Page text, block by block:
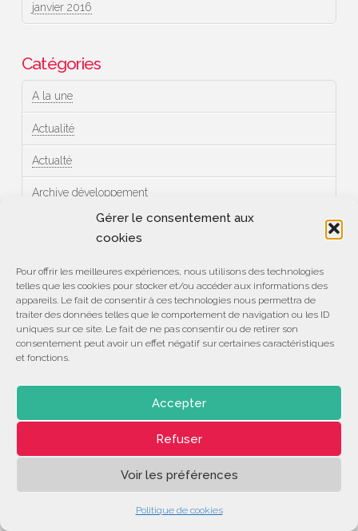
Gérer le consentement aux
cookies
Pour offrir les meilleures expériences, nous utilisons des technologies
telles que les cookies pour stocker et/ou accéder aux informations des
appareils. Le fait de consentir à ces technologies nous permettra de
traiter des données telles que le comportement de navigation ou les ID
uniques sur ce site. Le fait de ne pas consentir ou de retirer son
consentement peut avoir un effet négatif sur certaines caractéristiques
et fonctions.
Accepter
Refuser
Voir les préférences
Politique de cookies
janvier 2016
Catégories
A la une
Actualité
Actualté
Archive développement
Archive réalisation
Centre de Compétences
Développement
Emploi
Événements
Formation